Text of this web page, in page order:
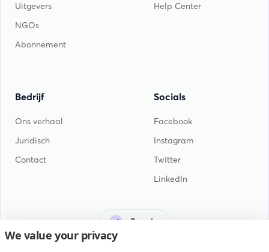
Uitgevers
NGOs
Abonnement
Help Center
Bedrijf
Ons verhaal
Juridisch
Contact
Socials
Facebook
Instagram
Twitter
LinkedIn
Bonaire
We value your privacy